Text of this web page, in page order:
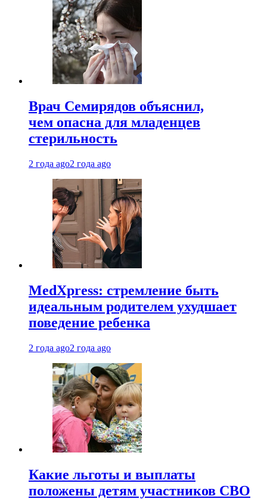
Врач Семирядов объяснил,
чем опасна для младенцев
стерильность
2 года ago2 года ago
MedXpress: стремление быть
идеальным родителем ухудшает
поведение ребенка
2 года ago2 года ago
Какие льготы и выплаты
положены детям участников СВО